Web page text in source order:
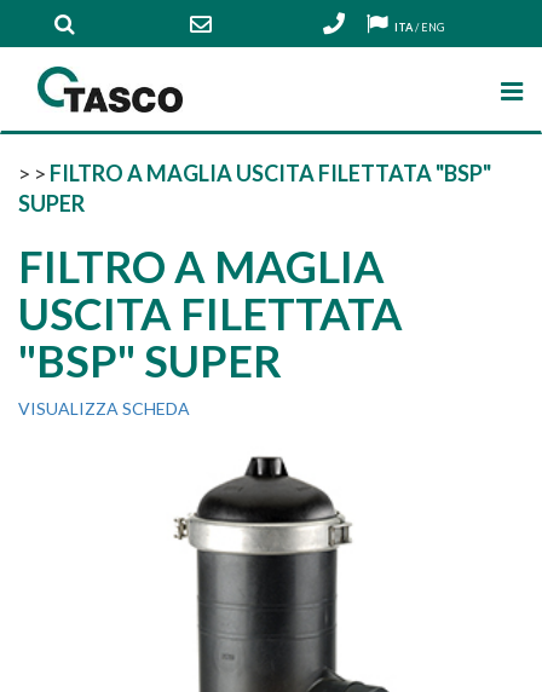
ITA/ENG
> > FILTRO A MAGLIA USCITA FILETTATA "BSP"
SUPER
FILTRO A MAGLIA
USCITA FILETTATA
"BSP" SUPER
VISUALIZZA SCHEDA